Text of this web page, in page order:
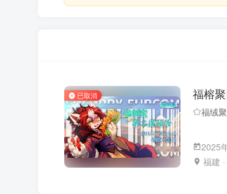
已取消 福榕聚
福绒聚
2025
福建